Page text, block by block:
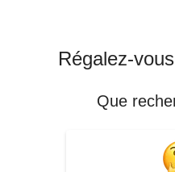
Régalez-
Que